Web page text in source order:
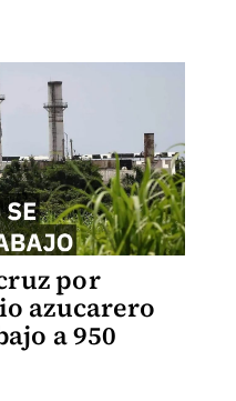
por
azucarero
a 950